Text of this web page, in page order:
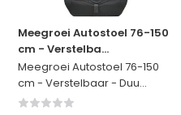
Meegroei Autostoel 76-150
cm - Verstelba...
Meegroei Autostoel 76-150
cm - Verstelbaar - Duu...